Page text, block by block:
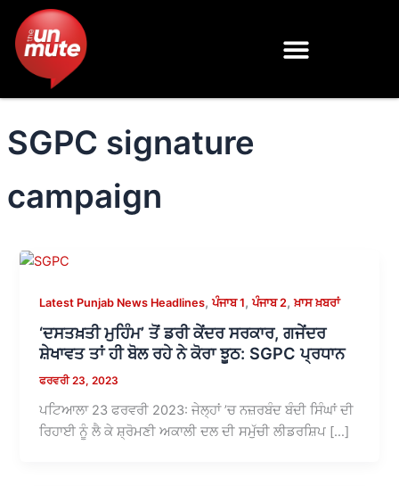
content
SGPC signature
campaign
Latest Punjab News Headlines,ਪੰਜਾਬ 1,ਪੰਜਾਬ 2,ਖ਼ਾਸ ਖ਼ਬਰਾਂ
‘ਦਸਤਖ਼ਤੀ ਮੁਹਿੰਮ’ ਤੋਂ ਡਰੀ ਕੇਂਦਰ ਸਰਕਾਰ, ਗਜੇਂਦਰ
ਸ਼ੇਖਾਵਤ ਤਾਂ ਹੀ ਬੋਲ ਰਹੇ ਨੇ ਕੋਰਾ ਝੂਠ: SGPC ਪ੍ਰਧਾਨ
ਫਰਵਰੀ 23, 2023
ਪਟਿਆਲਾ 23 ਫਰਵਰੀ 2023: ਜੇਲ੍ਹਾਂ ’ਚ ਨਜ਼ਰਬੰਦ ਬੰਦੀ ਸਿੰਘਾਂ ਦੀ
ਰਿਹਾਈ ਨੂੰ ਲੈ ਕੇ ਸ਼੍ਰੋਮਣੀ ਅਕਾਲੀ ਦਲ ਦੀ ਸਮੁੱਚੀ ਲੀਡਰਸ਼ਿਪ […]